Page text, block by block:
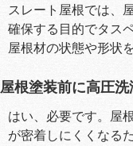
スレート屋根では、
確保する目的でタス
屋根材の状態や形状
屋根塗装前に高圧洗
はい、必要です。屋
が密着しにくくなる